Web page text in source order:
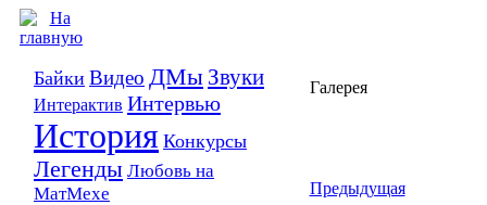
Байки Видео ДМы Звуки
Интерактив Интервью
История Конкурсы
Легенды Любовь на
МатМехе
Галерея
Предыдущая